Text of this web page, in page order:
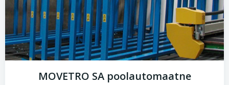
MOVETRO SA poolautomaatne